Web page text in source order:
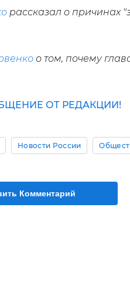
рассказал о причинах
о том, почему
ОТ РЕДАКЦИИ!
Новости России
Комментарий